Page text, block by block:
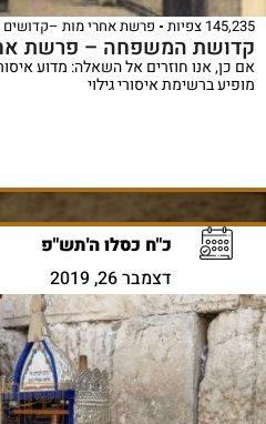
145,235 צפיות פרשת אחרי מות –קדושים
קדושת המשפחה – פרשת
אם כן, אנו חוזרים אל השאלה: מדוע
מופיע ברשימת איסורי גילוי
כ"ח כסלו ה'תש"פ
דצמבר 26, 2019